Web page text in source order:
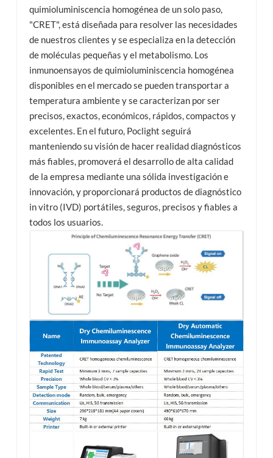
quimioluminiscencia homogénea de un solo paso,
"CRET", está diseñada para resolver las necesidades
de nuestros clientes y se especializa en la detección
de moléculas pequeñas y el metabolismo. Los
inmunoensayos de quimioluminiscencia homogénea
disponibles en el mercado se pueden transportar a
temperatura ambiente y se caracterizan por ser
precisos, exactos, económicos, rápidos, compactos y
excelentes. En el futuro, Poclight seguirá
manteniendo su visión de hacer realidad diagnósticos
más fiables, promoverá el desarrollo de alta calidad
de la empresa mediante una sólida investigación e
innovación, y proporcionará productos de diagnóstico
in vitro (IVD) portátiles, seguros, precisos y fiables a
todos los usuarios.